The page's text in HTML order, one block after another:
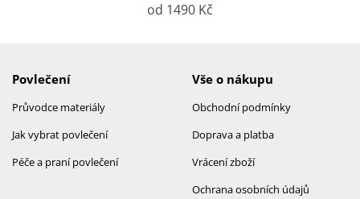
od 1490 Kč
Povlečení
Průvodce materiály
Jak vybrat povlečení
Péče a praní povlečení
Vše o nákupu
Obchodní podmínky
Doprava a platba
Vrácení zboží
Ochrana osobních údajů